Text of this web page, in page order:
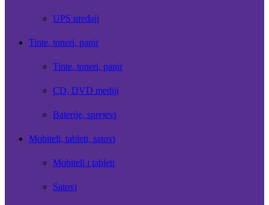
UPS uređaji
Tinte, toneri, papir
Tinte, toneri, papir
CD, DVD mediji
Baterije, sprejevi
Mobiteli, tableti, satovi
Mobiteli i tableti
Satovi